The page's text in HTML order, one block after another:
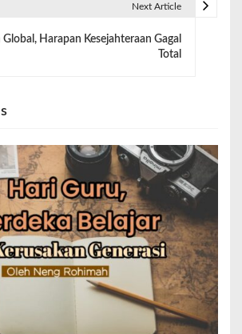
Next Article
Global, Harapan Kesejahteraan Gagal
Total